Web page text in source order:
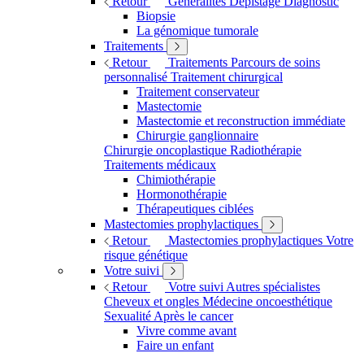
Biopsie
La génomique tumorale
Traitements
Retour
Traitements Parcours de soins
personnalisé Traitement chirurgical
Traitement conservateur
Mastectomie
Mastectomie et reconstruction immédiate
Chirurgie ganglionnaire
Chirurgie oncoplastique Radiothérapie
Traitements médicaux
Chimiothérapie
Hormonothérapie
Thérapeutiques ciblées
Mastectomies prophylactiques
Retour
Mastectomies prophylactiques Votre
risque génétique
Votre suivi
Retour
Votre suivi Autres spécialistes
Cheveux et ongles Médecine oncoesthétique
Sexualité Après le cancer
Vivre comme avant
Faire un enfant